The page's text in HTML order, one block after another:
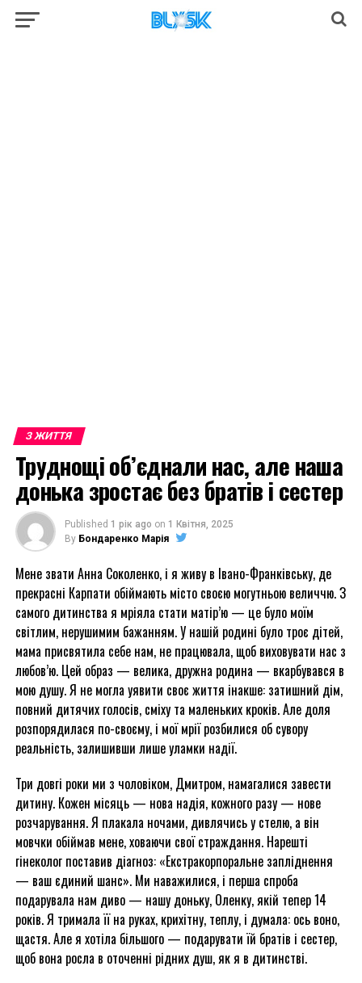
З ЖИТТЯ
Труднощі об’єднали нас, але наша
донька зростає без братів і сестер
Published 1 рік ago on 1 Квітня, 2025
By Бондаренко Марія
Мене звати Анна Соколенко, і я живу в Івано-Франківську, де
прекрасні Карпати обіймають місто своєю могутньою величчю. З
самого дитинства я мріяла стати матір’ю — це було моїм
світлим, нерушимим бажанням. У нашій родині було троє дітей,
мама присвятила себе нам, не працювала, щоб виховувати нас з
любов’ю. Цей образ — велика, дружна родина — вкарбувався в
мою душу. Я не могла уявити своє життя інакше: затишний дім,
повний дитячих голосів, сміху та маленьких кроків. Але доля
розпорядилася по-своєму, і мої мрії розбилися об сувору
реальність, залишивши лише уламки надії.
Три довгі роки ми з чоловіком, Дмитром, намагалися завести
дитину. Кожен місяць — нова надія, кожного разу — нове
розчарування. Я плакала ночами, дивлячись у стелю, а він
мовчки обіймав мене, ховаючи свої страждання. Нарешті
гінеколог поставив діагноз: «Екстракорпоральне запліднення
— ваш єдиний шанс». Ми наважилися, і перша спроба
подарувала нам диво — нашу доньку, Оленку, якій тепер 14
років. Я тримала її на руках, крихітну, теплу, і думала: ось воно,
щастя. Але я хотіла більшого — подарувати їй братів і сестер,
щоб вона росла в оточенні рідних душ, як я в дитинстві.